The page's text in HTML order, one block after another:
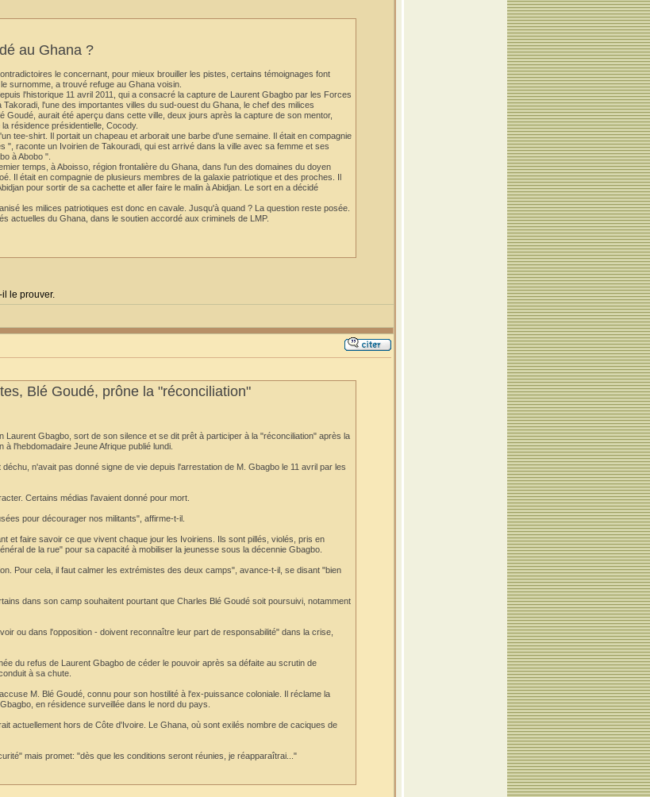
au Ghana ?
le concernant, pour mieux brouiller les pistes, certains témoignages font
surnomme, a trouvé refuge au Ghana voisin.
l'historique 11 avril 2011, qui a consacré la capture de Laurent Gbagbo par les Forces
l'une des importantes villes du sud-ouest du Ghana, le chef des milices
aurait été aperçu dans cette ville, deux jours après la capture de son mentor,
résidence présidentielle, Cocody.
tee-shirt. Il portait un chapeau et arborait une barbe d'une semaine. Il était en compagnie
", raconte un Ivoirien de Takouradi, qui est arrivé dans la ville avec sa femme et ses
à Abobo ".
temps, à Aboisso, région frontalière du Ghana, dans l'un des domaines du doyen
Il était en compagnie de plusieurs membres de la galaxie patriotique et des proches. Il
pour sortir de sa cachette et aller faire le malin à Abidjan. Le sort en a décidé
les milices patriotiques est donc en cavale. Jusqu'à quand ? La question reste posée.
actuelles du Ghana, dans le soutien accordé aux criminels de LMP.
le prouver.
Blé Goudé, prône la "réconciliation"
Gbagbo, sort de son silence et se dit prêt à participer à la "réconciliation" après la
l'hebdomadaire Jeune Afrique publié lundi.
n'avait pas donné signe de vie depuis l'arrestation de M. Gbagbo le 11 avril par les
Certains médias l'avaient donné pour mort.
pour décourager nos militants", affirme-t-il.
et faire savoir ce que vivent chaque jour les Ivoiriens. Ils sont pillés, violés, pris en
de la rue" pour sa capacité à mobiliser la jeunesse sous la décennie Gbagbo.
Pour cela, il faut calmer les extrémistes des deux camps", avance-t-il, se disant "bien
dans son camp souhaitent pourtant que Charles Blé Goudé soit poursuivi, notamment
ou dans l'opposition - doivent reconnaître leur part de responsabilité" dans la crise,
du refus de Laurent Gbagbo de céder le pouvoir après sa défaite au scrutin de
à sa chute.
M. Blé Goudé, connu pour son hostilité à l'ex-puissance coloniale. Il réclame la
en résidence surveillée dans le nord du pays.
actuellement hors de Côte d'Ivoire. Le Ghana, où sont exilés nombre de caciques de
mais promet: "dès que les conditions seront réunies, je réapparaîtrai..."